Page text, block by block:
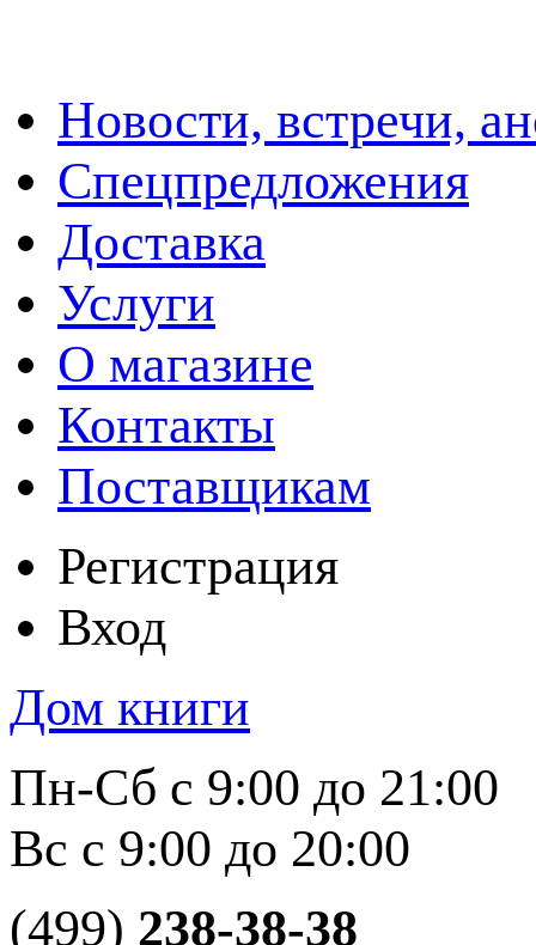
Новости, встречи,
Спецпредложения
Доставка
Услуги
О магазине
Контакты
Поставщикам
Регистрация
Вход
Дом книги
Пн-Сб с 9:00 до 21:00
Вс с 9:00 до 20:00
(499) 238-38-38